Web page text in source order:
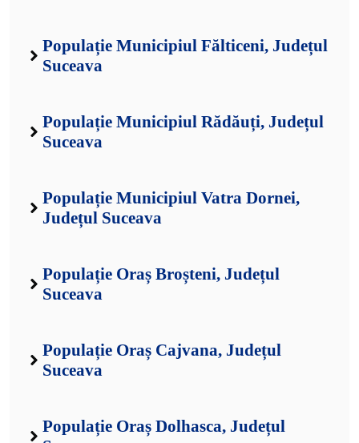
Populație Municipiul Fălticeni, Județul
Suceava
Populație Municipiul Rădăuți, Județul
Suceava
Populație Municipiul Vatra Dornei,
Județul Suceava
Populație Oraș Broșteni, Județul
Suceava
Populație Oraș Cajvana, Județul
Suceava
Populație Oraș Dolhasca, Județul